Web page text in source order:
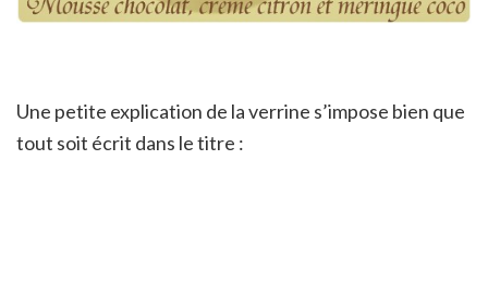
Une petite explication de la verrine s’impose bien que
tout soit écrit dans le titre :